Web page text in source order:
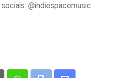
@indiespacemusic